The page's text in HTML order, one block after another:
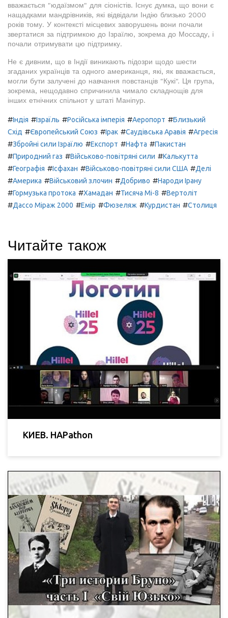
вважається "юдаїзмом" для сіоністів. Існує думка, що вони є
нащадками мандрівників, які відвідали Індію близько 2000
років тому. У контексті місцевих заворушень вони почали
звертатися за підтримкою до Ізраїлю, зокрема до Моссаду, і
почали отримувати цю підтримку.
Не є дивним, що в Індії виникають підозри щодо шести
згаданих українців та одного американця, які, як вважається,
могли бути залучені до навчання повстанців "Кукі". Ця група,
зокрема, нещодавно спричинила чимало складнощів для
інших етнічних спільнот у штаті Маніпур.
#Індія #Ізраїль #Російська імперія #Аеропорт #Близький
Схід #Європейський Союз #Ірак #Саудівська Аравія #Агресія
#Збройні сили Ізраїлю #Експорт #Нафта #Пакистан
#Природний газ #Військово-повітряні сили #Калькутта
#Географія #Ісфахан #Військово-повітряні сили США #Делі
#Америка #Військовий злочин #Добриво #Народи Ірану
#Гормузька протока #Хамадан #Тисяча Мі-8 #Вертоліт
#Дассо Міраж 2000 #Емір #Фюзеляж #Курдистан #Столиця
Читайте також
КИЕВ. HAPathon